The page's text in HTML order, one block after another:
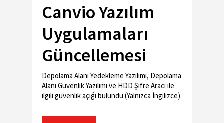
Canvio Yazılım
Uygulamaları
Güncellemesi
Depolama Alanı Yedekleme Yazılımı, Depolama
Alanı Güvenlik Yazılımı ve HDD Şifre Aracı ile
ilgili güvenlik açığı bulundu (Yalnızca İngilizce).